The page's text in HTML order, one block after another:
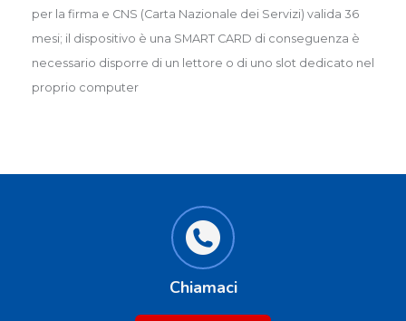
per la firma e CNS (Carta Nazionale dei Servizi) valida 36
mesi; il dispositivo è una SMART CARD di conseguenza è
necessario disporre di un lettore o di uno slot dedicato nel
proprio computer
Chiamaci